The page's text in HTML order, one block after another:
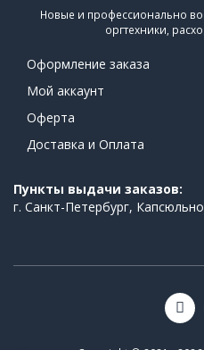
Новые и профессионально
оргтехники,
Оформление заказа
Мой аккаунт
Оферта
Доставка и Оплата
Пункты выдачи заказов:
г. Санкт-Петербург,